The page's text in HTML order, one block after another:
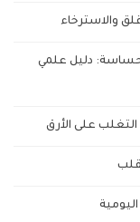
والاسترخاء
دليل علمي
على الأرق